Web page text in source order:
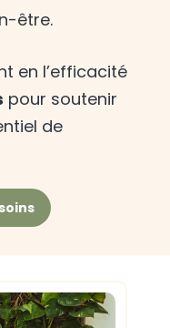
être.
en l’efficacité
pour soutenir
de